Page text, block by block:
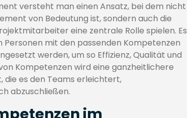
versteht man einen Ansatz, bei dem nicht
von Bedeutung ist, sondern auch die
eine zentrale Rolle spielen. Es
mit den passenden Kompetenzen
werden, um so Effizienz, Qualität und
Kompetenzen wird eine ganzheitlichere
es den Teams erleichtert,
abzuschließen.